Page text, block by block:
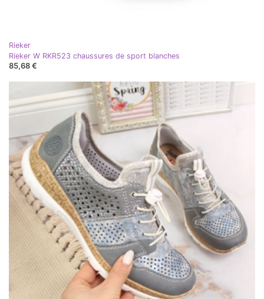
Rieker
Rieker W RKR523 chaussures de sport blanches
85,68 €